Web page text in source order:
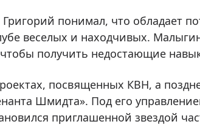
Григорий понимал, что обладает
веселых и находчивых.
получить недостающие
посвященных КВН, а
Шмидта». Под его
приглашенной звездой